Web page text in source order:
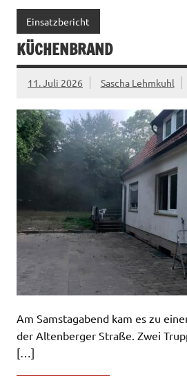
Einsatzbericht
KÜCHENBRAND
11. Juli 2026 Sascha Lehmkuhl
Am Samstagabend kam es zu
der Altenberger Straße. Zwei
[…]